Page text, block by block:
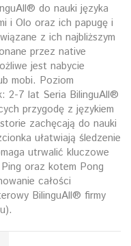
do nauki języka
i Olo oraz ich papugę i
z ich najbliższym
przez native
jest nabycie
mobi. Poziom
2-7 lat Seria BilinguAll®
przygodę z językiem
zachęcają do nauki
ułatwiają śledzenie
utrwalić kluczowe
oraz kotem Pong
całości
BilinguAll® firmy